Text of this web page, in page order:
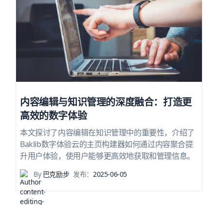
内容编辑与知识管理的深度融合：打造更
高效的数字体验
本文探讨了内容编辑在知识管理中的重要性，介绍了
Baklib数字体验云的主页构建器如何通过内容聚合提
升用户体验，使用户能够更高效地获取和管理信息。
By巴克励步 发布： 2025-06-05